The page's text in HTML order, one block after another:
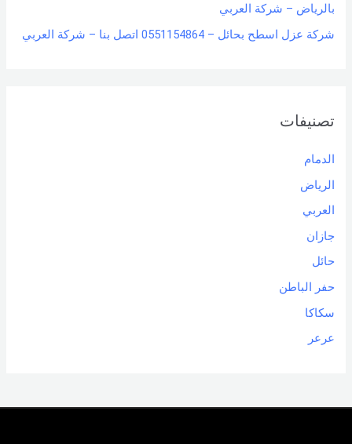
بالرياض – شركة العربي
شركة عزل اسطح بحائل – 0551154864 اتصل بنا – شركة العربي
تصنيفات
الدمام
الرياض
العربي
جازان
حائل
حفر الباطن
سكاكا
عرعر